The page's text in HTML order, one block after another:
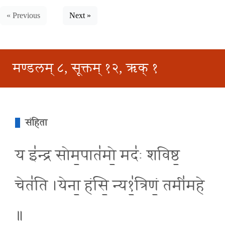
« Previous Next »
मण्डलम् ८, सूक्तम् १२, ऋक् १
संहिता
य इ॑न्द्र सोम॒पात॑मो॒ मदः॑ शविष्ठ॒
चेत॑ति ।येना॒ हंसि॒ न्य१॒॑त्रिणं॒ तमी॑महे
॥